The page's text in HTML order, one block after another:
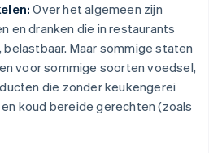
Over het algemeen zijn
en dranken die in restaurants
Maar sommige staten
voor sommige soorten voedsel,
die zonder keukengerei
koud bereide gerechten (zoals